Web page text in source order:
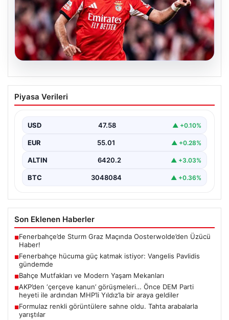
05.08.2026
Fenerbahçe hücuma güç katmak
istiyor: Vangelis Pavlidis gündemde
sorununun çözümü için farklı alternatifleri masaya
yatırıyor. Sarı-lacivertli…
Piyasa Verileri
USD 47.58 ▲ +0.10%
EUR 55.01 ▲ +0.28%
ALTIN 6420.2 ▲ +3.03%
BTC 3048084 ▲ +0.36%
Son Eklenen Haberler
■Fenerbahçe’de Sturm Graz Maçında Oosterwolde’den Üzücü
Haber!
■Fenerbahçe hücuma güç katmak istiyor: Vangelis Pavlidis
gündemde
■Bahçe Mutfakları ve Modern Yaşam Mekanları
■AKP’den ‘çerçeve kanun’ görüşmeleri… Önce DEM Parti
heyeti ile ardından MHP’li Yıldız’la bir araya geldiler
■Formulaz renkli görüntülere sahne oldu. Tahta arabalarla
yarıştılar